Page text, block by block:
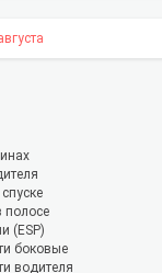
полосе
(ESP)
боковые
водителя